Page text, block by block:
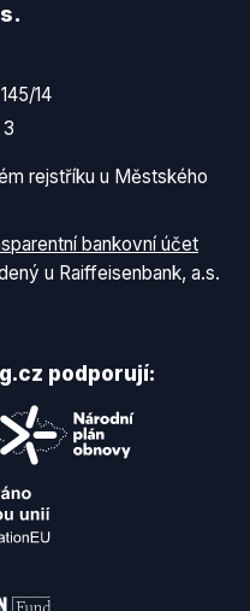
14
rejstříku u Městského
bankovní účet
u Raiffeisenbank, a.s.
podporují: